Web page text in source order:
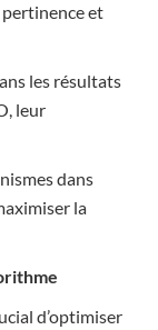
et
les résultats
leur
dans
la
d’optimiser